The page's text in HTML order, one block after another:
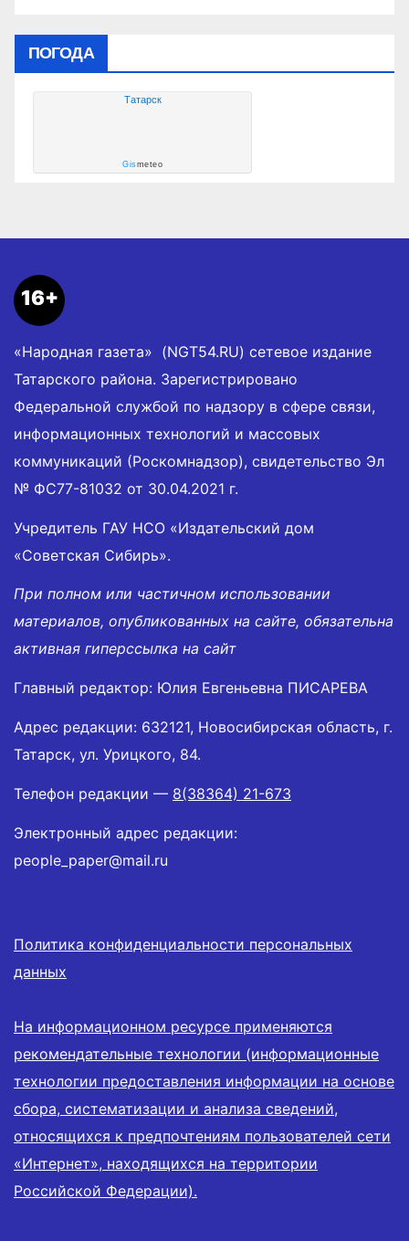
ПОГОДА
Татарск
Gismeteo
16+
«Народная газета» (NGT54.RU) сетевое издание
Татарского района. Зарегистрировано
Федеральной службой по надзору в сфере связи,
информационных технологий и массовых
коммуникаций (Роскомнадзор), свидетельство Эл
№ ФС77-81032 от 30.04.2021 г.
Учредитель ГАУ НСО «Издательский дом
«Советская Сибирь».
При полном или частичном использовании
материалов, опубликованных на сайте, обязательна
активная гиперссылка на сайт
Главный редактор: Юлия Евгеньевна ПИСАРЕВА
Адрес редакции: 632121, Новосибирская область, г.
Татарск, ул. Урицкого, 84.
Телефон редакции — 8(38364) 21-673
Электронный адрес редакции:
people_paper@mail.ru
Политика конфиденциальности персональных
данных
На информационном ресурсе применяются
рекомендательные технологии (информационные
технологии предоставления информации на основе
сбора, систематизации и анализа сведений,
относящихся к предпочтениям пользователей сети
«Интернет», находящихся на территории
Российской Федерации).